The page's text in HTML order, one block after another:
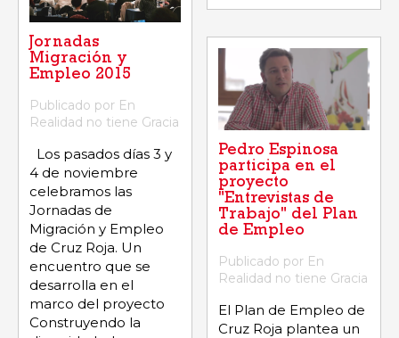
Jornadas
Migración y
Empleo 2015
Publicado por En
Realidad no tiene Gracia
Los pasados días 3 y
4 de noviembre
celebramos las
Jornadas de
Migración y Empleo
de Cruz Roja. Un
encuentro que se
desarrolla en el
marco del proyecto
Construyendo la
Pedro Espinosa
participa en el
proyecto
"Entrevistas de
Trabajo" del Plan
de Empleo
Publicado por En
Realidad no tiene Gracia
El Plan de Empleo de
Cruz Roja plantea un